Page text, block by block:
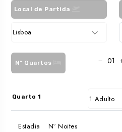
Local de Partida
Lisboa
Nº Quartos
Quarto 1 1 Adulto
Estadia
Nº Noites